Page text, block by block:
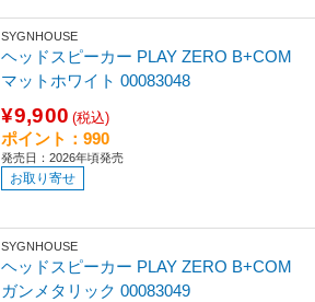
SYGNHOUSE
ヘッドスピーカー PLAY ZERO B+COM
マットホワイト 00083048
¥9,900 (税込)
ポイント：990
発売日：2026年頃発売
お取り寄せ
SYGNHOUSE
ヘッドスピーカー PLAY ZERO B+COM
ガンメタリック 00083049